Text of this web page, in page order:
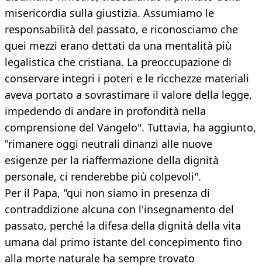
misericordia sulla giustizia. Assumiamo le
responsabilità del passato, e riconosciamo che
quei mezzi erano dettati da una mentalità più
legalistica che cristiana. La preoccupazione di
conservare integri i poteri e le ricchezze materiali
aveva portato a sovrastimare il valore della legge,
impedendo di andare in profondità nella
comprensione del Vangelo". Tuttavia, ha aggiunto,
"rimanere oggi neutrali dinanzi alle nuove
esigenze per la riaffermazione della dignità
personale, ci renderebbe più colpevoli".
Per il Papa, "qui non siamo in presenza di
contraddizione alcuna con l'insegnamento del
passato, perché la difesa della dignità della vita
umana dal primo istante del concepimento fino
alla morte naturale ha sempre trovato